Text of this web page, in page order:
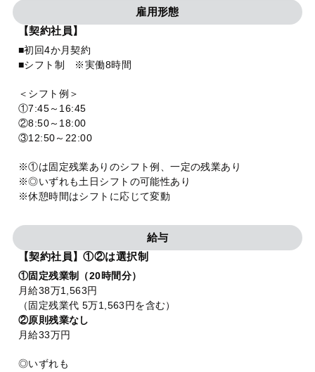
雇用形態
【契約社員】
■初回4か月契約
■シフト制 ※実働8時間
＜シフト例＞
①7:45～16:45
②8:50～18:00
③12:50～22:00
※①は固定残業ありのシフト例、一定の残業あり
※◎いずれも土日シフトの可能性あり
※休憩時間はシフトに応じて変動
給与
【契約社員】①②は選択制
①固定残業制（20時間分）
月給38万1,563円
（固定残業代 5万1,563円を含む）
②原則残業なし
月給33万円
◎いずれも